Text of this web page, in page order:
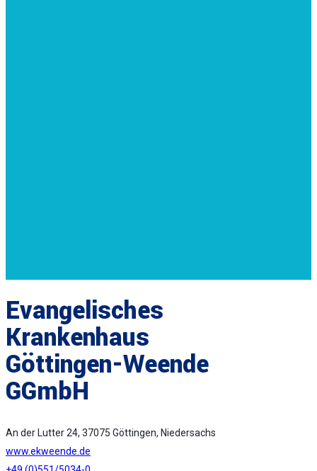
Evangelisches
Krankenhaus
Göttingen-Weende
GGmbH
An der Lutter 24, 37075 Göttingen, Niedersachs
www.ekweende.de